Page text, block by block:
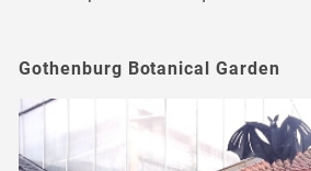
Gothenburg Botanical Garden